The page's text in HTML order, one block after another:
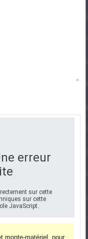
erreur
sur cette
sur cette
JavaScript.
monte-matériel, pour